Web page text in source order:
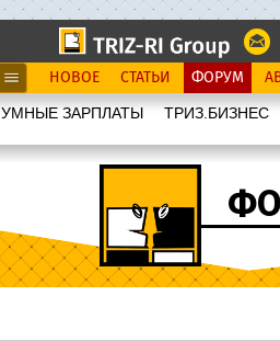
НОВОЕ СТАТЬИ ФОРУМ
УМНЫЕ ЗАРПЛАТЫ ТРИЗ.БИЗНЕС